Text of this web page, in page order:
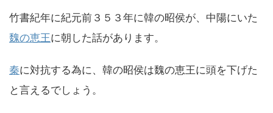
竹書紀年に紀元前３５３年に韓の昭侯が、中陽にいた
魏の恵王に朝した話があります。
秦に対抗する為に、韓の昭侯は魏の恵王に頭を下げた
と言えるでしょう。